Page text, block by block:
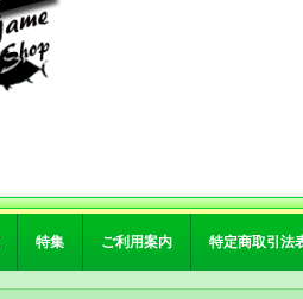
特集 ご利用案内 特定商取引法